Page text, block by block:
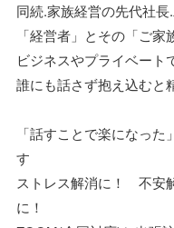
同続.家族経営の先代社
「経営者」とその「ご
ビジネスやプライベート
誰にも話さず抱え込むと
「話すことで楽になっ
す
ストレス解消に！ 不安
に！